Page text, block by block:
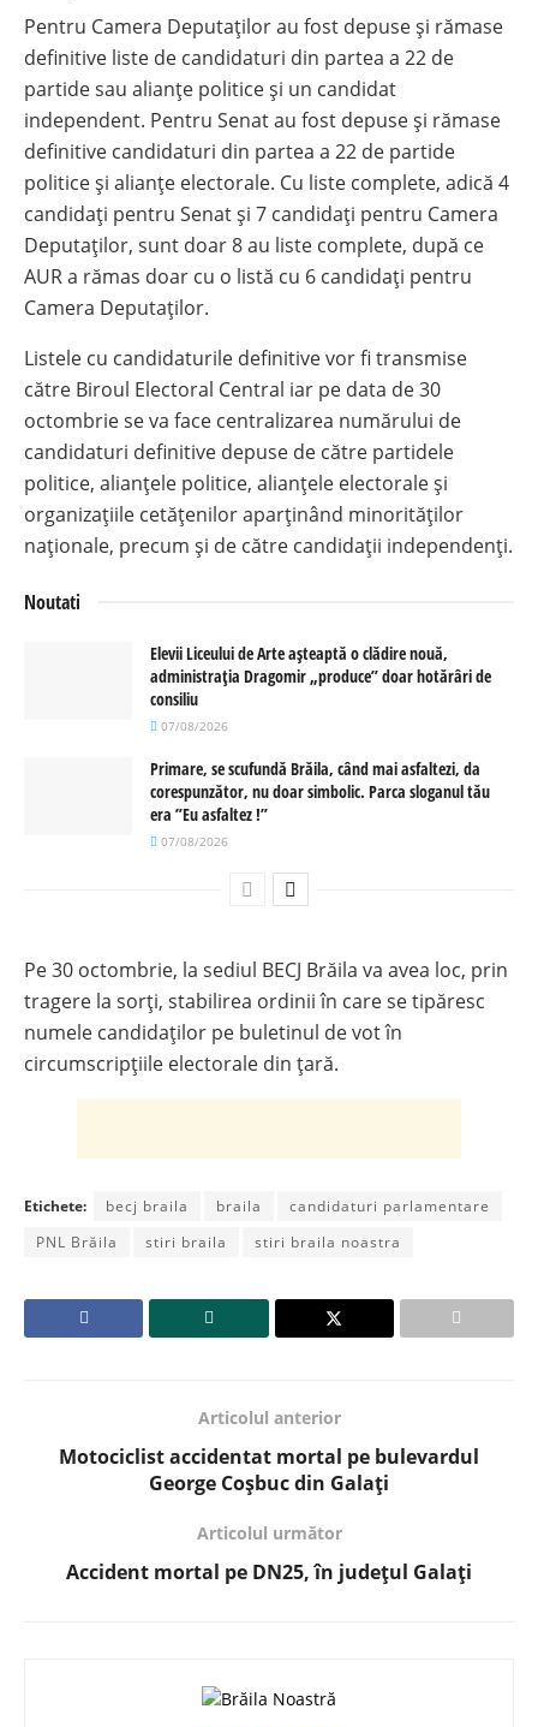
Pentru Camera Deputaților au fost depuse și rămase
definitive liste de candidaturi din partea a 22 de
partide sau alianțe politice și un candidat
independent. Pentru Senat au fost depuse și rămase
definitive candidaturi din partea a 22 de partide
politice și alianțe electorale. Cu liste complete, adică 4
candidați pentru Senat și 7 candidați pentru Camera
Deputaților, sunt doar 8 au liste complete, după ce
AUR a rămas doar cu o listă cu 6 candidați pentru
Camera Deputaților.
Listele cu candidaturile definitive vor fi transmise
către Biroul Electoral Central iar pe data de 30
octombrie se va face centralizarea numărului de
candidaturi definitive depuse de către partidele
politice, alianțele politice, alianțele electorale și
organizațiile cetățenilor aparținând minorităților
naționale, precum și de către candidații independenți.
Noutati
Elevii Liceului de Arte așteaptă o clădire nouă,
administrația Dragomir „produce” doar hotărâri de
consiliu
07/08/2026
Primare, se scufundă Brăila, când mai asfaltezi, da
corespunzător, nu doar simbolic. Parca sloganul tău
era ”Eu asfaltez !”
07/08/2026
Pe 30 octombrie, la sediul BECJ Brăila va avea loc, prin
tragere la sorți, stabilirea ordinii în care se tipăresc
numele candidaților pe buletinul de vot în
circumscripțiile electorale din țară.
Etichete: becj braila braila
candidaturi parlamentare
PNL Brăila
stiri braila stiri braila noastra
Articolul anterior
Motociclist accidentat mortal pe bulevardul
George Coșbuc din Galați
Articolul următor
Accident mortal pe DN25, în județul Galați